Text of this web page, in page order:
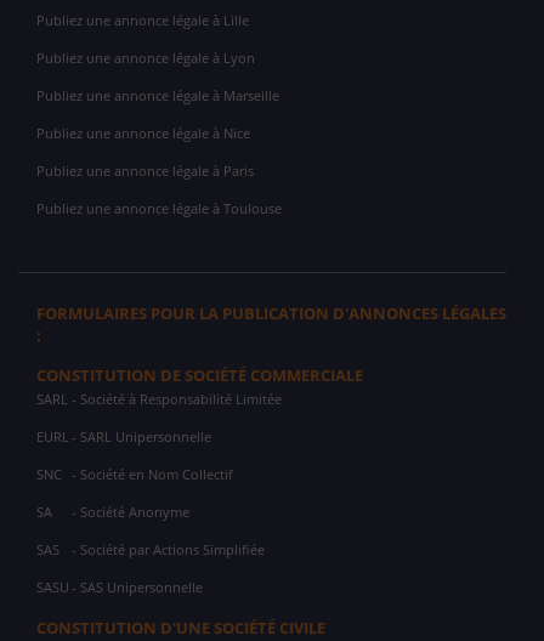
Publiez une annonce légale à Lille
Publiez une annonce légale à Lyon
Publiez une annonce légale à Marseille
Publiez une annonce légale à Nice
Publiez une annonce légale à Paris
Publiez une annonce légale à Toulouse
FORMULAIRES POUR LA PUBLICATION D'ANNONCES LÉGALES
:
CONSTITUTION DE SOCIÉTÉ COMMERCIALE
SARL - Société à Responsabilité Limitée
EURL - SARL Unipersonnelle
SNC - Société en Nom Collectif
SA - Société Anonyme
SAS - Société par Actions Simplifiée
SASU - SAS Unipersonnelle
CONSTITUTION D'UNE SOCIÉTÉ CIVILE